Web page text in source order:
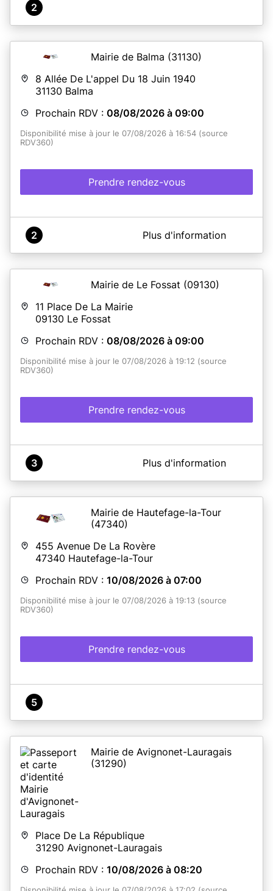
2
Mairie de Balma (31130)
8 Allée De L'appel Du 18 Juin 1940
31130 Balma
Prochain RDV : 08/08/2026 à 09:00
Disponibilité mise à jour le 07/08/2026 à 16:54 (source
RDV360)
Prendre rendez-vous
A propos de Mairie de Balma
En savoir plus
2 Plus d'information
Mairie de Le Fossat (09130)
11 Place De La Mairie
09130 Le Fossat
Prochain RDV : 08/08/2026 à 09:00
Disponibilité mise à jour le 07/08/2026 à 19:12 (source
RDV360)
Prendre rendez-vous
A propos de MAIRIE LE FOSSAT
En savoir plus
3 Plus d'information
Mairie de Hautefage-la-Tour
(47340)
455 Avenue De La Rovère
47340 Hautefage-la-Tour
Prochain RDV : 10/08/2026 à 07:00
Disponibilité mise à jour le 07/08/2026 à 19:13 (source
RDV360)
Prendre rendez-vous
5
Mairie de Avignonet-Lauragais
(31290)
Place De La République
31290 Avignonet-Lauragais
Prochain RDV : 10/08/2026 à 08:20